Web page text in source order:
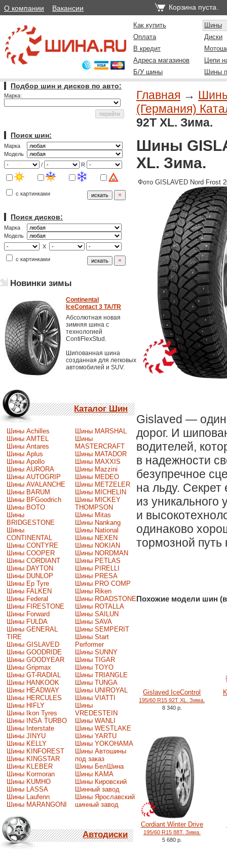
О компании Вакансии Корзина пуста.
Как купить
Шины
Оплата
Диски
В кредит
Адреса магазинов
Цепи
Б/У шины
Шины
Подбор шин и дисков по авто:
Марка:
Поиск шин:
Марка
Модель
/
R
с картинками
Поиск дисков:
Марка
Модель
X
с картинками
Новинки зимы
Continental
IceContact 3 TA/TR
Абсолютная новая
зимняя шина с
технологией
ContiFlexStud.
Шипованная шина
созданная для легковых
автомобилей и SUV.
Каталог Шин
Шины Achilles
Шины AMTEL
Шины Antares
Шины Aplus
Шины Apollo
Шины AURORA
Шины AUTOGRIP
Шины AVALANCHE
Шины BARUM
Шины BFGoodrich
Шины BOTO
Шины
BRIDGESTONE
Шины
CONTINENTAL
Шины CONTYRE
Шины COOPER
Шины CORDIANT
Шины DAYTON
Шины DUNLOP
Шины Ep Tyre
Шины FALKEN
Шины Federal
Шины FIRESTONE
Шины Forward
Шины FULDA
Шины GENERAL
TIRE
Шины GISLAVED
Шины GOODRIDE
Шины GOODYEAR
Шины Gripmax
Шины GT-RADIAL
Шины HANKOOK
Шины HEADWAY
Шины HERCULES
Шины HIFLY
Шины Ikon Tyres
Шины INSA TURBO
Шины Interstate
Шины JINYU
Шины KELLY
Шины KINFOREST
Шины KINGSTAR
Шины KLEBER
Шины Kormoran
Шины KUMHO
Шины LASSA
Шины Laufenn
Шины MARANGONI
Шины MARSHAL
Шины
MASTERCRAFT
Шины MATADOR
Шины MAXXIS
Шины Mazzini
Шины MEDEO
Шины METZELER
Шины MICHELIN
Шины MICKEY
THOMPSON
Шины Mitas
Шины Nankang
Шины National
Шины NEXEN
Шины NOKIAN
Шины NORDMAN
Шины PETLAS
Шины PIRELLI
Шины PRESA
Шины PRO COMP
Шины Riken
Шины ROADSTONE
Шины ROTALLA
Шины SAILUN
Шины SAVA
Шины SEMPERIT
Шины Start
Performer
Шины SUNNY
Шины TIGAR
Шины TOYO
Шины TRIANGLE
Шины TUNGA
Шины UNIROYAL
Шины VIATTI
Шины
VREDESTEIN
Шины WANLI
Шины WESTLAKE
Шины YARTU
Шины YOKOHAMA
Шины Автошины
под заказ
Шины БелШина
Шины КАМА
Шины Кировский
Шинный завод
Шины Ярославский
шинный завод
Автодиски
Главная →
(Германия)
92T XL. Зима.
Шины
XL. Зима.
Фото GISLAVED Nord Frost
Gislaved —
дорог. И
водителей,
в надежности
безупречное
на льду.
из уникального
и
одинаково
тормозной путь
Похожие модели шин
Gislaved IceControl
195/60 R15 92T XL. Зима.
8 340 р.
Cordiant Winter Drive
195/60 R15 88T. Зима.
5 680 р.